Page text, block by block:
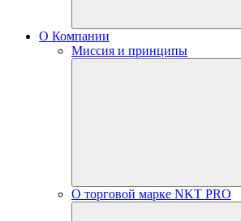
О Компании
Миссия и принципы
О торговой марке NKT PRO